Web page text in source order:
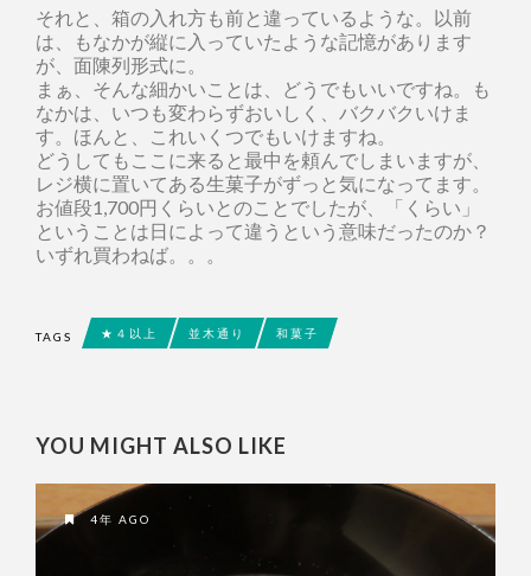
それと、箱の入れ方も前と違っているような。以前
は、もなかが縦に入っていたような記憶があります
が、面陳列形式に。
まぁ、そんな細かいことは、どうでもいいですね。も
なかは、いつも変わらずおいしく、バクバクいけま
す。ほんと、これいくつでもいけますね。
どうしてもここに来ると最中を頼んでしまいますが、
レジ横に置いてある生菓子がずっと気になってます。
お値段1,700円くらいとのことでしたが、「くらい」
ということは日によって違うという意味だったのか？
いずれ買わねば。。。
TAGS ★４以上 並木通り 和菓子
YOU MIGHT ALSO LIKE
4年 AGO